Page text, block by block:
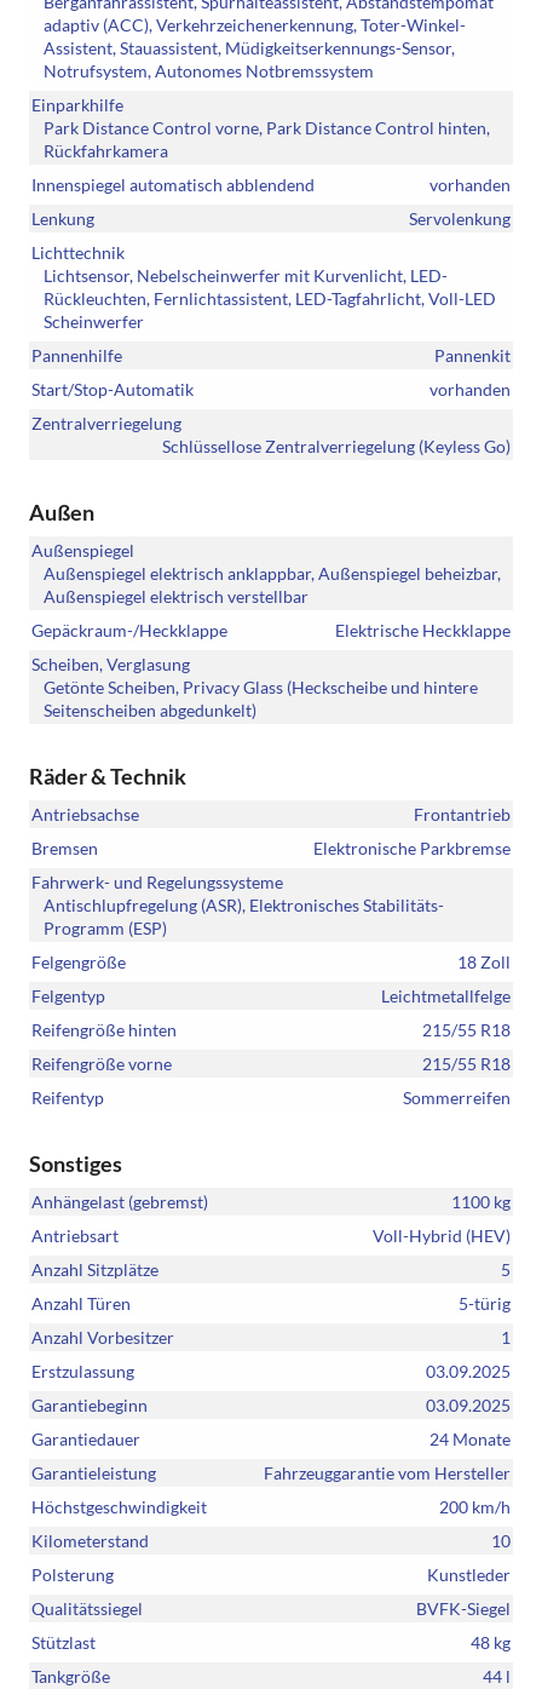
adaptiv (ACC), Verkehrzeichenerkennung, Toter-Winkel-
Assistent, Stauassistent, Müdigkeitserkennungs-Sensor,
Notrufsystem, Autonomes Notbremssystem
Einparkhilfe
Park Distance Control vorne, Park Distance Control hinten,
Rückfahrkamera
Innenspiegel automatisch abblendend
vorhanden
Lenkung
Servolenkung
Lichttechnik
Lichtsensor, Nebelscheinwerfer mit Kurvenlicht, LED-
Rückleuchten, Fernlichtassistent, LED-Tagfahrlicht, Voll-LED
Scheinwerfer
Pannenhilfe
Pannenkit
Start/Stop-Automatik
vorhanden
Zentralverriegelung
Schlüssellose Zentralverriegelung (Keyless Go)
Außen
Außenspiegel
Außenspiegel elektrisch anklappbar, Außenspiegel beheizbar,
Außenspiegel elektrisch verstellbar
Gepäckraum-/Heckklappe
Elektrische Heckklappe
Scheiben, Verglasung
Getönte Scheiben, Privacy Glass (Heckscheibe und hintere
Seitenscheiben abgedunkelt)
Räder & Technik
Antriebsachse
Frontantrieb
Bremsen
Elektronische Parkbremse
Fahrwerk- und Regelungssysteme
Antischlupfregelung (ASR), Elektronisches Stabilitäts-
Programm (ESP)
Felgengröße
18 Zoll
Felgentyp
Leichtmetallfelge
Reifengröße hinten
215/55 R18
Reifengröße vorne
215/55 R18
Reifentyp
Sommerreifen
Sonstiges
Anhängelast (gebremst)
1100 kg
Antriebsart
Voll-Hybrid (HEV)
Anzahl Sitzplätze
5
Anzahl Türen
5-türig
Anzahl Vorbesitzer
1
Erstzulassung
03.09.2025
Garantiebeginn
03.09.2025
Garantiedauer
24 Monate
Garantieleistung
Fahrzeuggarantie vom Hersteller
Höchstgeschwindigkeit
200 km/h
Kilometerstand
10
Polsterung
Kunstleder
Qualitätssiegel
BVFK-Siegel
Stützlast
48 kg
Tankgröße
44 l